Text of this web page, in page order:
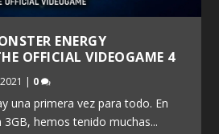
ENERGY
OFFICIAL VIDEOGAME 4
| 0
una primera vez para todo. En
hemos tenido muchas...